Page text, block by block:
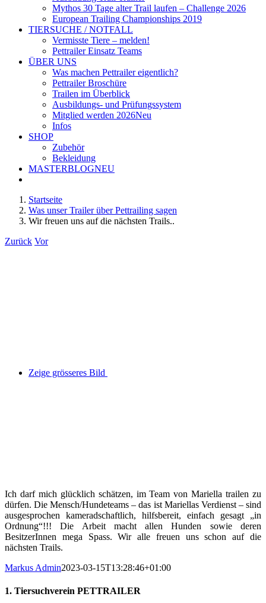
Mythos 30 Tage alter Trail laufen – Challenge 2026
European Trailing Championships 2019
TIERSUCHE / NOTFALL
Vermisste Tiere – melden!
Pettrailer Einsatz Teams
ÜBER UNS
Was machen Pettrailer eigentlich?
Pettrailer Broschüre
Trailen im Überblick
Ausbildungs- und Prüfungssystem
Mitglied werden 2026Neu
Infos
SHOP
Zubehör
Bekleidung
MASTERBLOGNEU
Startseite
Was unser Trailer über Pettrailing sagen
Wir freuen uns auf die nächsten Trails..
Zurück Vor
Zeige grösseres Bild
Ich darf mich glücklich schätzen, im Team von Mariella trailen zu
dürfen. Die Mensch/Hundeteams – das ist Mariellas Verdienst – sind
ausgesprochen kameradschaftlich, hilfsbereit, einfach gesagt „in
Ordnung“!!! Die Arbeit macht allen Hunden sowie deren
BesitzerInnen mega Spass. Wir alle freuen uns schon auf die
nächsten Trails.
Markus Admin2023-03-15T13:28:46+01:00
1. Tiersuchverein PETTRAILER